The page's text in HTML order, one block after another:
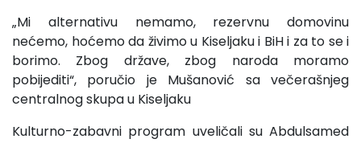
„Mi alternativu nemamo, rezervnu domovinu
nećemo, hoćemo da živimo u Kiseljaku i BiH i za to se i
borimo. Zbog države, zbog naroda moramo
pobijediti“, poručio je Mušanović sa večerašnjeg
centralnog skupa u Kiseljaku
Kulturno-zabavni program uveličali su Abdulsamed